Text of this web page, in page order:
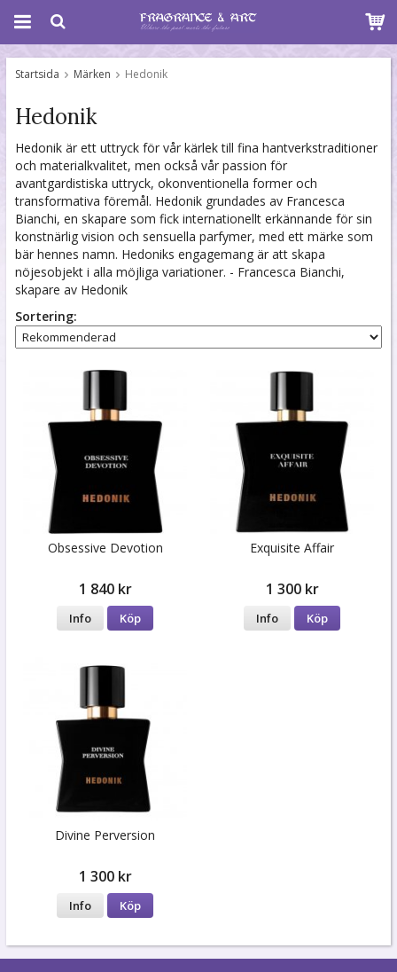
Startsida Märken Hedonik
Hedonik
Hedonik är ett uttryck för vår kärlek till fina hantverkstraditioner
och materialkvalitet, men också vår passion för
avantgardistiska uttryck, okonventionella former och
transformativa föremål. Hedonik grundades av Francesca
Bianchi, en skapare som fick internationellt erkännande för sin
konstnärlig vision och sensuella parfymer, med ett märke som
bär hennes namn. Hedoniks engagemang är att skapa
nöjesobjekt i alla möjliga variationer. - Francesca Bianchi,
skapare av Hedonik
Sortering:
Obsessive Devotion
1 840 kr
Info Köp
Exquisite Affair
1 300 kr
Info Köp
Divine Perversion
1 300 kr
Info Köp